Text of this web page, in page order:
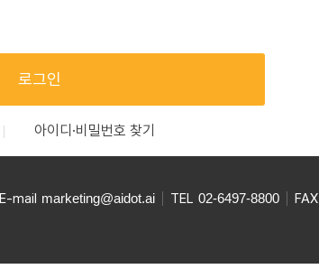
로그인
아이디·비밀번호 찾기
E-mail marketing@aidot.ai TEL 02-6497-8800 FAX